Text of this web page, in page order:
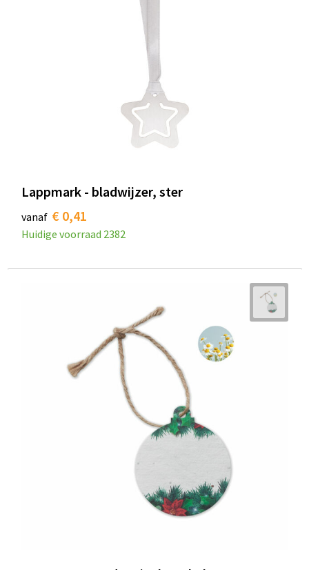
Lappmark - bladwijzer, ster
vanaf € 0,41
Huidige voorraad 2382